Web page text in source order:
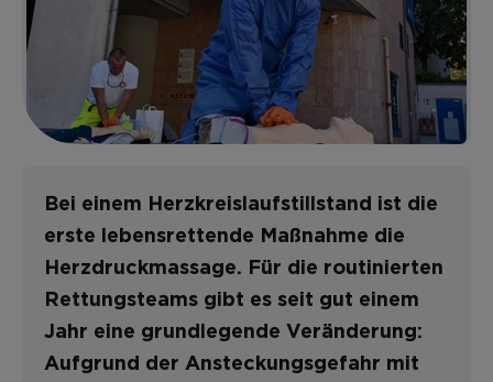
Bei einem Herzkreislaufstillstand ist die
erste lebensrettende Maßnahme die
Herzdruckmassage. Für die routinierten
Rettungsteams gibt es seit gut einem
Jahr eine grundlegende Veränderung:
Aufgrund der Ansteckungsgefahr mit